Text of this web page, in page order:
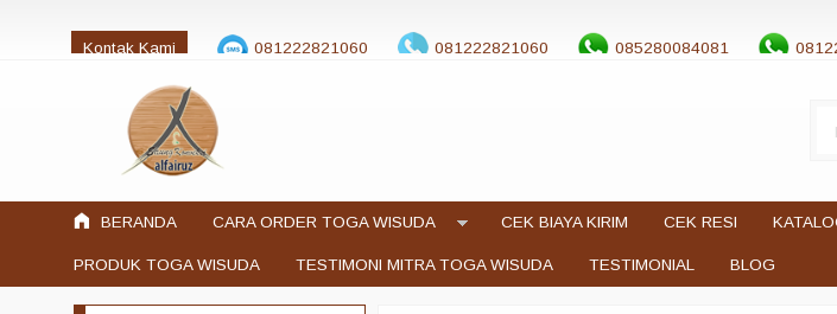
Kontak Kami 081222821060 081222821060 085280084081
jualtogawisuda@gmail.com
BERANDA CARA ORDER TOGA WISUDA CEK BIAYA KIRIM CEK RESI
PRODUK TOGA WISUDA TESTIMONI MITRA TOGA WISUDA TESTIMONIAL BLOG